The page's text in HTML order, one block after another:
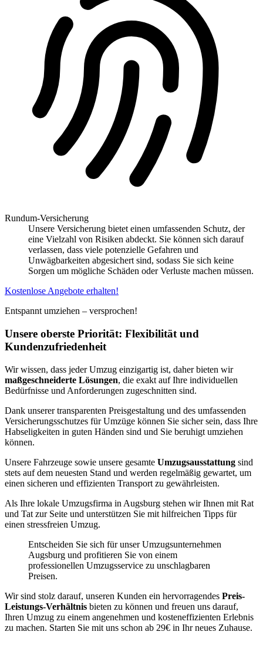
Rundum-Versicherung
Unsere Versicherung bietet einen umfassenden Schutz, der
eine Vielzahl von Risiken abdeckt. Sie können sich darauf
verlassen, dass viele potenzielle Gefahren und
Unwägbarkeiten abgesichert sind, sodass Sie sich keine
Sorgen um mögliche Schäden oder Verluste machen müssen.
Kostenlose Angebote erhalten!
Entspannt umziehen – versprochen!
Unsere oberste Priorität: Flexibilität und
Kundenzufriedenheit
Wir wissen, dass jeder Umzug einzigartig ist, daher bieten wir
maßgeschneiderte Lösungen, die exakt auf Ihre individuellen
Bedürfnisse und Anforderungen zugeschnitten sind.
Dank unserer transparenten Preisgestaltung und des umfassenden
Versicherungsschutzes für Umzüge können Sie sicher sein, dass Ihre
Habseligkeiten in guten Händen sind und Sie beruhigt umziehen
können.
Unsere Fahrzeuge sowie unsere gesamte Umzugsausstattung sind
stets auf dem neuesten Stand und werden regelmäßig gewartet, um
einen sicheren und effizienten Transport zu gewährleisten.
Als Ihre lokale Umzugsfirma in Augsburg stehen wir Ihnen mit Rat
und Tat zur Seite und unterstützen Sie mit hilfreichen Tipps für
einen stressfreien Umzug.
Entscheiden Sie sich für unser Umzugsunternehmen
Augsburg und profitieren Sie von einem
professionellen Umzugsservice zu unschlagbaren
Preisen.
Wir sind stolz darauf, unseren Kunden ein hervorragendes Preis-
Leistungs-Verhältnis bieten zu können und freuen uns darauf,
Ihren Umzug zu einem angenehmen und kosteneffizienten Erlebnis
zu machen. Starten Sie mit uns schon ab 29€ in Ihr neues Zuhause.